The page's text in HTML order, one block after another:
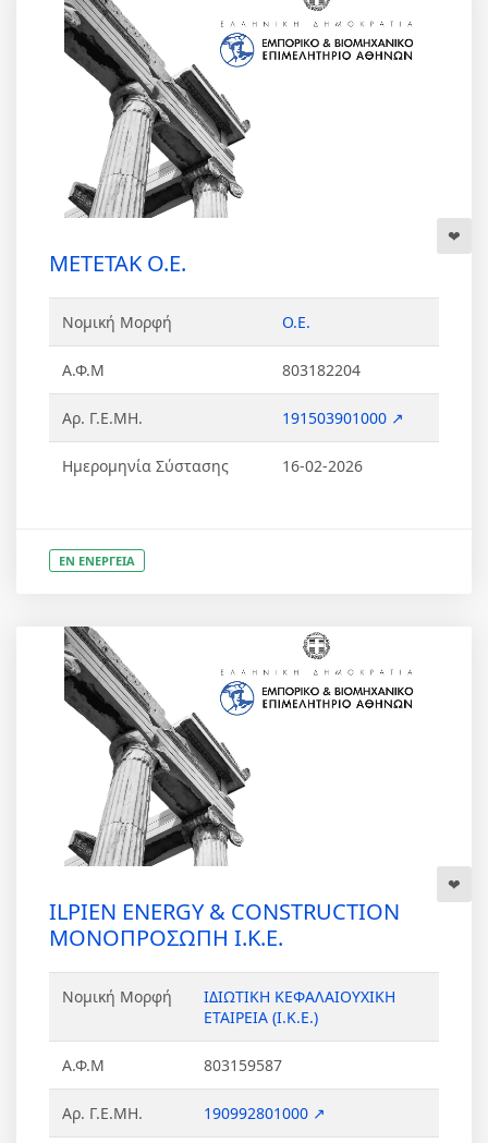
ΜΕΤΕΤΑΚ Ο.Ε.
Νομική Μορφή Ο.Ε.
Α.Φ.Μ 803182204
Αρ. Γ.Ε.ΜΗ. 191503901000 ↗
Ημερομηνία Σύστασης 16-02-2026
ΕΝ ΕΝΕΡΓΕΙΑ
ILPIEN ENERGY & CONSTRUCTION
ΜΟΝΟΠΡΟΣΩΠΗ Ι.Κ.Ε.
Νομική Μορφή
ΙΔΙΩΤΙΚΗ ΚΕΦΑΛΑΙΟΥΧΙΚΗ
ΕΤΑΙΡΕΙΑ (Ι.Κ.Ε.)
Α.Φ.Μ 803159587
Αρ. Γ.Ε.ΜΗ. 190992801000 ↗